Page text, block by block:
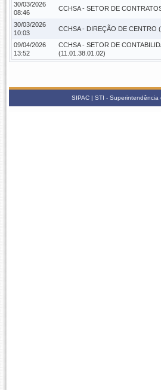
30/03/2026
08:46
CCHSA - SETOR DE
30/03/2026
10:03
CCHSA - DIREÇÃO DE CENTRO
09/04/2026
13:52
CCHSA - SETOR DE
(11.01.38.01.02)
SIPAC | STI -